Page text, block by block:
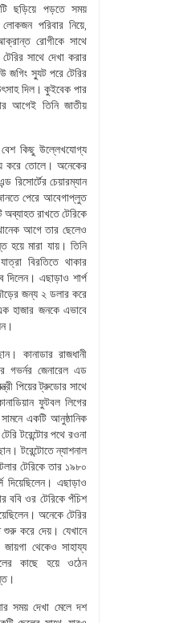
ছড়িয়ে পড়তে সময়
পরিবার নিয়ে,
রোগীকে সাথে
সাথে দেখা করার
জগিং স্যুট পরে টেরির
দিল। কুইবেক পার
আগেই তিনি জাতীয়
বেশ কিছু উল্লেখযোগ্য
করে তোলে। অনেকের
চেয়ারম্যান
পেরে আবেগাপ্লুত
রাখতে টেরিকে
আগে তার ছেলেও
হয়ে মারা যায়। তিনি
বিরতিতে থাকার
দিলেন। এছাড়াও শার্প
জন্য ২ ডলার করে
হাজার জনকে এভাবে
কানাডার রাজধানী
গভর্নর জেনারেল এড
পিয়ের ট্রুডোর সাথে
ফুটবল লিগের
একটি আনুষ্ঠানিক
টরেন্টোর পথে রওনা
টরেন্টোতে ন্যাশনাল
টেরিকে তার ১৯৮০
দিয়েছিলেন। এছাড়াও
ববি ওর টেরিকে পঁচিশ
অনেকে টেরির
করে দেয়। যেখানে
জায়গা থেকেও সাহায্য
কাছে হয়ে ওঠেন
সময় দেখা মেলে দশ